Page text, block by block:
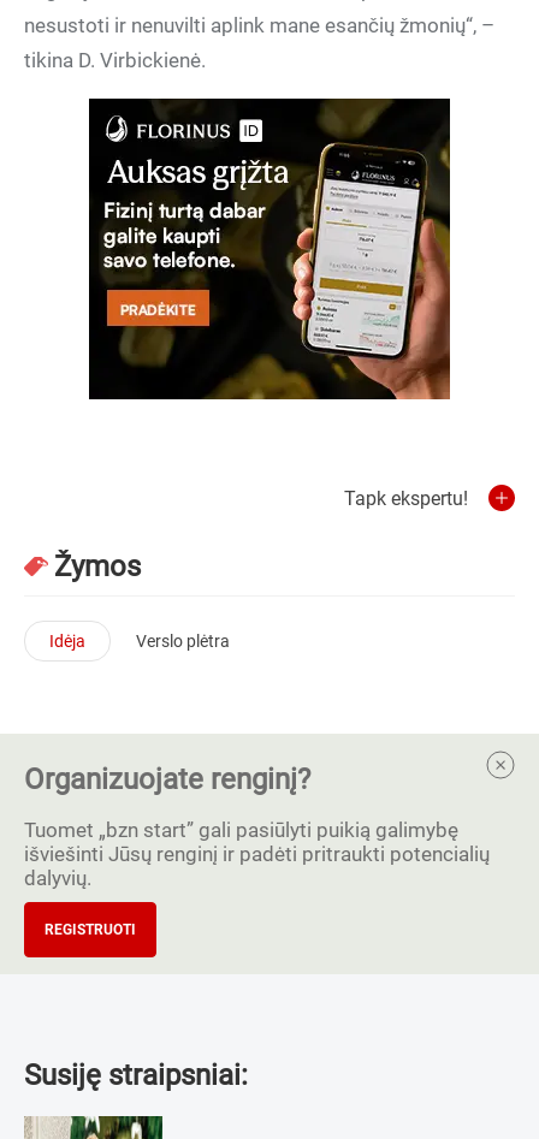
nesustoti ir nenuvilti aplink mane esančių žmonių“, –
tikina D. Virbickienė.
Tapk ekspertu!
Žymos
Idėja Verslo plėtra
Organizuojate renginį?
Tuomet „bzn start” gali pasiūlyti puikią galimybę
išviešinti Jūsų renginį ir padėti pritraukti potencialių
dalyvių.
REGISTRUOTI
Susiję straipsniai: